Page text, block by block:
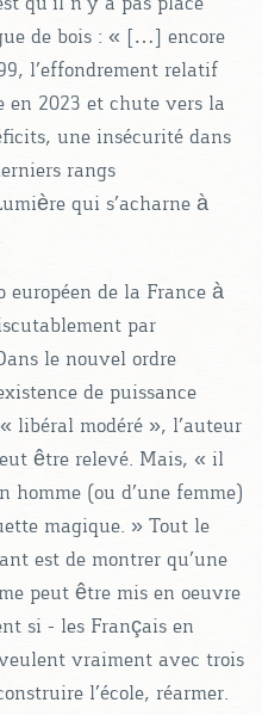
de bois : « […] encore
l’effondrement relatif
en 2023 et chute vers la
une insécurité dans
rangs
qui s’acharne à
européen de la France à
par
le nouvel ordre
de puissance
libéral modéré », l’auteur
être relevé. Mais, « il
homme (ou d’une femme)
magique. » Tout le
est de montrer qu’une
peut être mis en oeuvre
si – les Français en
vraiment avec trois
l’école, réarmer.